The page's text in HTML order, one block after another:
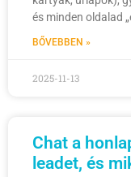
és minden oldalad
BŐVEBBEN »
2025-11-13
Chat a
leadet, és